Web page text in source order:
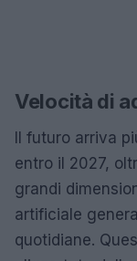
Velocità di
Il futuro arriva
entro il 2027,
grandi
artificiale
quotidiane.